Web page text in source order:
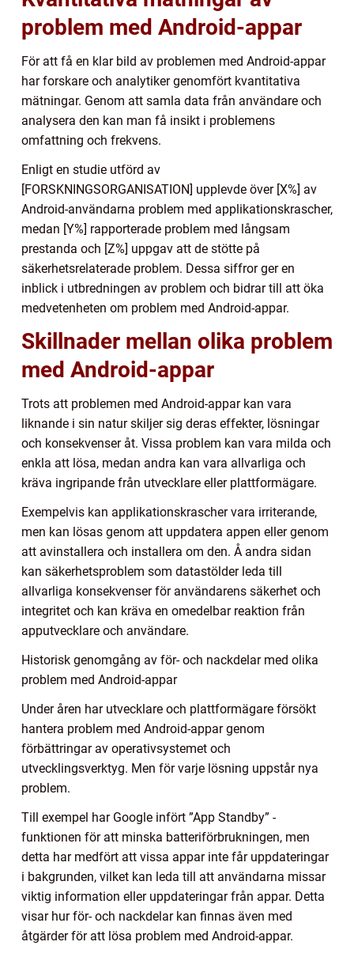
problem med Android-appar
För att få en klar bild av problemen med Android-appar
har forskare och analytiker genomfört kvantitativa
mätningar. Genom att samla data från användare och
analysera den kan man få insikt i problemens
omfattning och frekvens.
Enligt en studie utförd av
[FORSKNINGSORGANISATION] upplevde över [X%] av
Android-användarna problem med applikationskrascher,
medan [Y%] rapporterade problem med långsam
prestanda och [Z%] uppgav att de stötte på
säkerhetsrelaterade problem. Dessa siffror ger en
inblick i utbredningen av problem och bidrar till att öka
medvetenheten om problem med Android-appar.
Skillnader mellan olika problem
med Android-appar
Trots att problemen med Android-appar kan vara
liknande i sin natur skiljer sig deras effekter, lösningar
och konsekvenser åt. Vissa problem kan vara milda och
enkla att lösa, medan andra kan vara allvarliga och
kräva ingripande från utvecklare eller plattformägare.
Exempelvis kan applikationskrascher vara irriterande,
men kan lösas genom att uppdatera appen eller genom
att avinstallera och installera om den. Å andra sidan
kan säkerhetsproblem som datastölder leda till
allvarliga konsekvenser för användarens säkerhet och
integritet och kan kräva en omedelbar reaktion från
apputvecklare och användare.
Historisk genomgång av för- och nackdelar med olika
problem med Android-appar
Under åren har utvecklare och plattformägare försökt
hantera problem med Android-appar genom
förbättringar av operativsystemet och
utvecklingsverktyg. Men för varje lösning uppstår nya
problem.
Till exempel har Google infört ”App Standby” -
funktionen för att minska batteriförbrukningen, men
detta har medfört att vissa appar inte får uppdateringar
i bakgrunden, vilket kan leda till att användarna missar
viktig information eller uppdateringar från appar. Detta
visar hur för- och nackdelar kan finnas även med
åtgärder för att lösa problem med Android-appar.